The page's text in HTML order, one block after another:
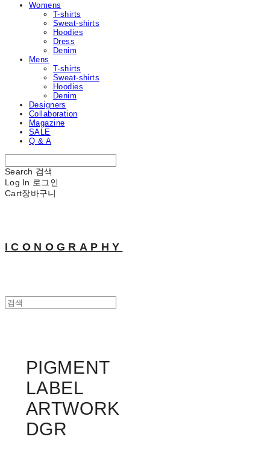
Womens
T-shirts
Sweat-shirts
Hoodies
Dress
Denim
Mens
T-shirts
Sweat-shirts
Hoodies
Denim
Designers
Collaboration
Magazine
SALE
Q & A
Search 검색
Log In 로그인
Cart장바구니
ICONOGRAPHY
PIGMENT
LABEL
ARTWORK
DGR